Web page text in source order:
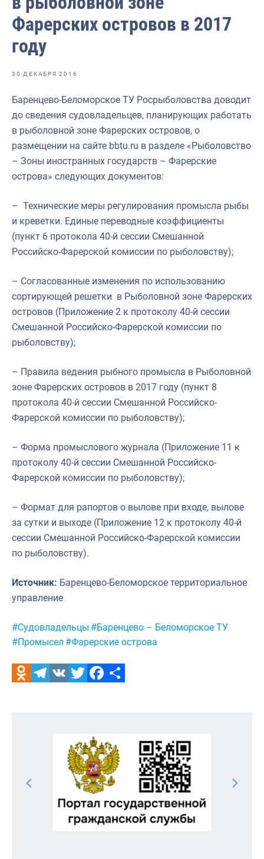
Отраслевые СМИ
Выставки и конференции
Научно-практическая литература
Рыбоохрана России
Отрасль в цифрах
Инфографика
Большая африканская экспедиция
Укрепление духовно-нравственных ценностей
Фарерских островов в 2017
году
30 ДЕКАБРЯ 2016
Баренцево-Беломорское ТУ Росрыболовства доводит
до сведения судовладельцев, планирующих работать
в рыболовной зоне Фарерских островов, о
размещении на сайте bbtu.ru в разделе «Рыболовство
– Зоны иностранных государств – Фарерские
острова» следующих документов:
– Технические меры регулирования промысла рыбы
и креветки. Единые переводные коэффициенты
(пункт 6 протокола 40-й сессии Смешанной
Российско-Фарерской комиссии по рыболовству);
– Согласованные изменения по использованию
сортирующей решетки в Рыболовной зоне Фарерских
островов (Приложение 2 к протоколу 40-й сессии
Смешанной Российско-Фарерской комиссии по
рыболовству);
– Правила ведения рыбного промысла в Рыболовной
зоне Фарерских островов в 2017 году (пункт 8
протокола 40-й сессии Смешанной Российско-
Фарерской комиссии по рыболовству);
– Форма промыслового журнала (Приложение 11 к
протоколу 40-й сессии Смешанной Российско-
Фарерской комиссии по рыболовству);
– Формат для рапортов о вылове при входе, вылове
за сутки и выходе (Приложение 12 к протоколу 40-й
сессии Смешанной Российско-Фарерской комиссии
по рыболовству).
Источник: Баренцево-Беломорское территориальное
управление
Метки:
#Судовладельцы #Баренцево – Беломорское ТУ
#Промысел #Фарерские острова